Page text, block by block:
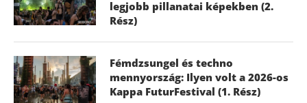
legjobb pillanatai képekben (2.
Rész)
Fémdzsungel és techno
mennyország: Ilyen volt a 2026-os
Kappa FuturFestival (1. Rész)